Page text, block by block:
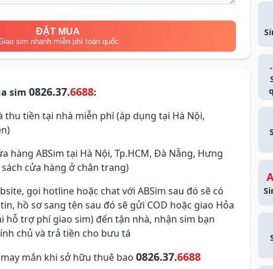
ĐẶT MUA
sim nhanh miễn phí toàn quốc
sim 0826.37.6688:
thu tiền tại nhà miễn phí (áp dụng tại Hà Nội,
hàng ABSim tại Hà Nội, Tp.HCM, Đà Nẵng, Hưng
cửa hàng ở chân trang)
gọi hotline hoặc chat với ABSim sau đó sẽ có
hồ sơ sang tên sau đó sẽ gửi COD hoặc giao Hỏa
hỗ trợ phí giao sim) đến tận nhà, nhận sim bạn
chủ và trả tiền cho bưu tá
mắn khi sở hữu thuê bao 0826.37.6688